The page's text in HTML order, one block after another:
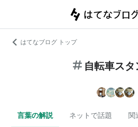
はてなブログ トップ
自転車スタ
言葉の解説 ネットで話題 関